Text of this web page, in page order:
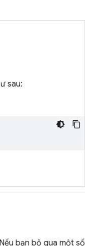
sau:
bạn bỏ qua một số